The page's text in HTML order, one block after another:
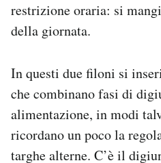
restrizione oraria: si
della giornata.
In questi due filoni si
che combinano fasi di
alimentazione, in modi
ricordano un poco la
targhe alterne. C’è il